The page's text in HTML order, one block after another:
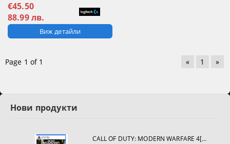
€45.50
88.99 лв.
Виж детайли
Page 1 of 1 « 1 »
Нови продукти
CALL OF DUTY: MODERN WARFARE 4[PS5]